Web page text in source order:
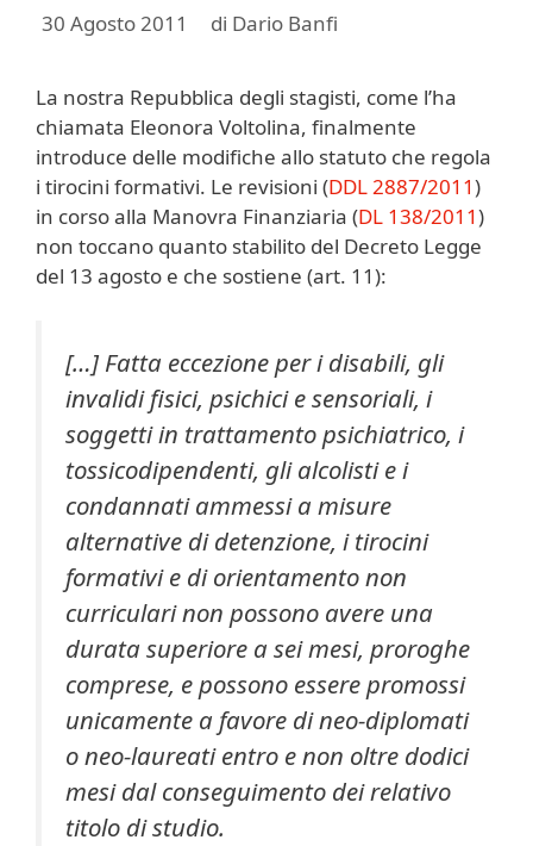
30 Agosto 2011 di Dario Banfi
La nostra Repubblica degli stagisti, come l’ha
chiamata Eleonora Voltolina, finalmente
introduce delle modifiche allo statuto che regola
i tirocini formativi. Le revisioni (DDL 2887/2011)
in corso alla Manovra Finanziaria (DL 138/2011)
non toccano quanto stabilito del Decreto Legge
del 13 agosto e che sostiene (art. 11):
[…] Fatta eccezione per i disabili, gli
invalidi fisici, psichici e sensoriali, i
soggetti in trattamento psichiatrico, i
tossicodipendenti, gli alcolisti e i
condannati ammessi a misure
alternative di detenzione, i tirocini
formativi e di orientamento non
curriculari non possono avere una
durata superiore a sei mesi, proroghe
comprese, e possono essere promossi
unicamente a favore di neo-diplomati
o neo-laureati entro e non oltre dodici
mesi dal conseguimento dei relativo
titolo di studio.